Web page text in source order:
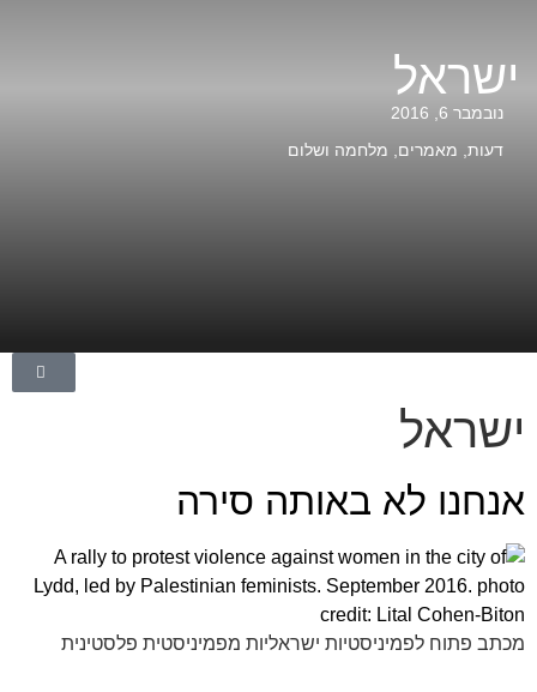
ישראל
נובמבר 6, 2016
דעות מאמרים מלחמה ושלום
ישראל
אנחנו לא באותה סירה
מכתב פתוח לפמיניסטיות ישראליות מפמיניסטית פלסטינית